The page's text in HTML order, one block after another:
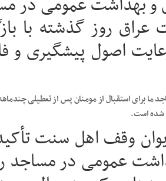
عراق روز گذشته با
اصول پیشگیری و
ما برای استقبال از مومنان پس از تعطیلی
شده است.
وقف اهل سنت
عمومی در مساجد